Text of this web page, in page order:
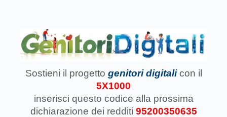
Sostieni il progetto genitori digitali con il
5X1000
inserisci questo codice alla prossima
dichiarazione dei redditi 95200350635